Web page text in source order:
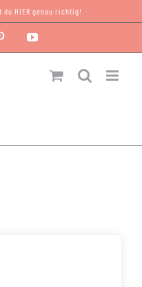
du HIER genau richtig!
Pinterest